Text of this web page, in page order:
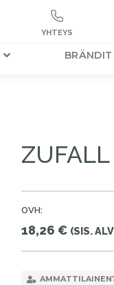
YHTEYS
BRÄNDIT
OVH:
18,26 € (SIS.